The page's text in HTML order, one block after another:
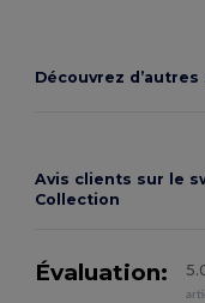
Découvrez
Avis clients sur le
Collection
Évaluation: